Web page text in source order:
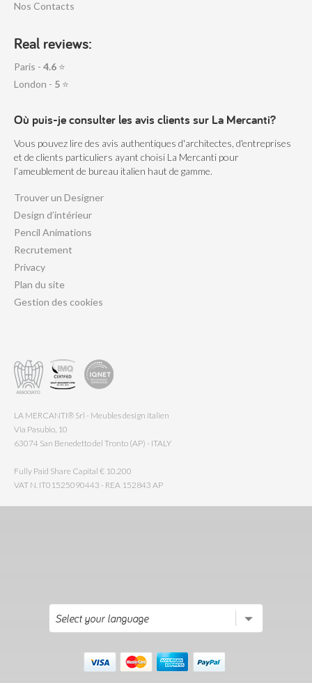
Nos Contacts
Real reviews:
Paris - 4.6 ⭐
London - 5 ⭐
Où puis-je consulter les avis clients sur La Mercanti?
Vous pouvez lire des avis authentiques d'architectes, d'entreprises
et de clients particuliers ayant choisi La Mercanti pour
l’ameublement de bureau italien haut de gamme.
Trouver un Designer
Design d’intérieur
Pencil Animations
Recrutement
Privacy
Plan du site
Gestion des cookies
LA MERCANTI® Srl - Meubles design italien
Via Pasubio, 10
63074 San Benedetto del Tronto (AP) - ITALY
Fully Paid Share Capital € 10.200
VAT N. IT01525090443 - REA 152843 AP